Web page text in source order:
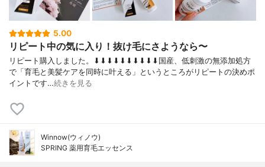
5.00
リピート中の気に入り！抜け毛にさようなら〜
リピート購入しました。⬇︎⬇︎⬇︎⬇︎⬇︎⬇︎⬇︎⬇︎⬇︎⬇︎国産、低刺激の無添加処方
で「育毛と美髪ケアを同時に叶える」というところがリピートの決めポ
イントです…続きを見る
Winnow(ウィノウ)
SPRING 薬用育毛エッセンス